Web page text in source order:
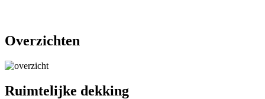
Overzichten
Ruimtelijke dekking